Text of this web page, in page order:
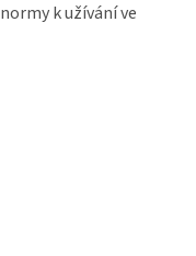
k užívání ve